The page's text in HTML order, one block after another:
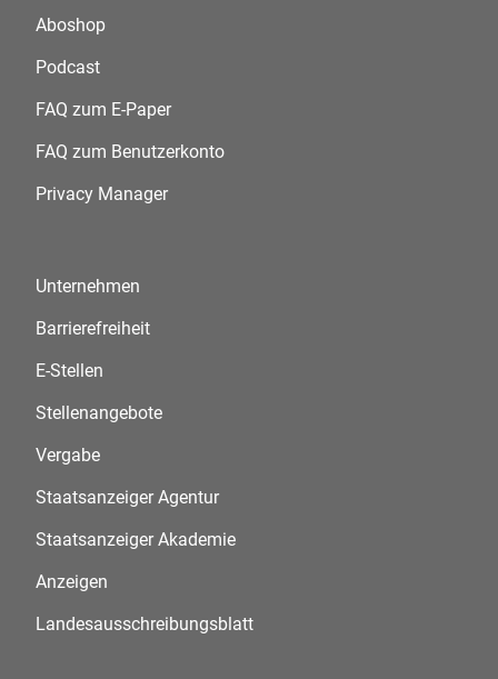
Aboshop
Podcast
FAQ zum E-Paper
FAQ zum Benutzerkonto
Privacy Manager
Unternehmen
Barrierefreiheit
E-Stellen
Stellenangebote
Vergabe
Staatsanzeiger Agentur
Staatsanzeiger Akademie
Anzeigen
Landesausschreibungsblatt